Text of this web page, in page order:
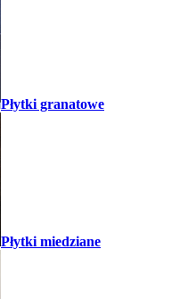
Płytki granatowe
Płytki miedziane